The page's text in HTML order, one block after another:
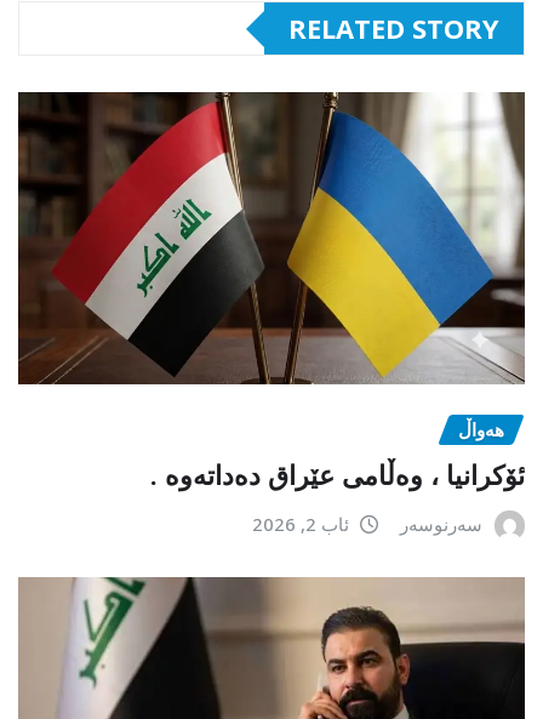
RELATED STORY
هەواڵ
ئۆکرانیا ، وەڵامی عێراق دەداتەوە .
سەرنوسەر ئاب 2, 2026